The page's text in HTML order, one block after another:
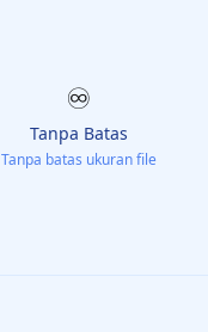
♾️
Tanpa Batas
Tanpa batas ukuran file